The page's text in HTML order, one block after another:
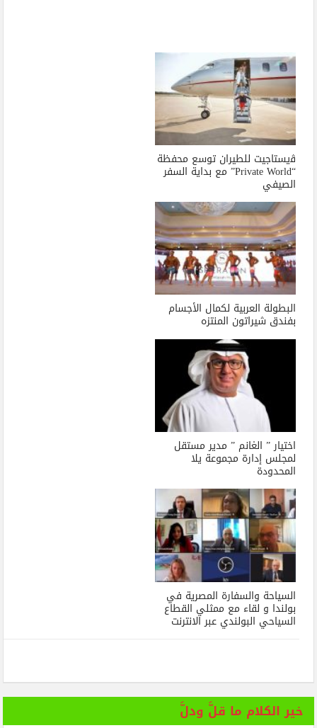
ﭬيستاجيت للطيران توسع محفظة
“Private World” مع بداية السفر
الصيفي
البطولة العربية لكمال الأجسام
بفندق شيراتون المنتزه
اختيار ” الغانم ” مدير مستقل
لمجلس إدارة مجموعة يلا
المحدودة
السياحة والسفارة المصرية في
بولندا و لقاء مع ممثلي القطاع
السياحي البولندي عبر الانترنت
خير الكلام ما قلَّ ودلَّ